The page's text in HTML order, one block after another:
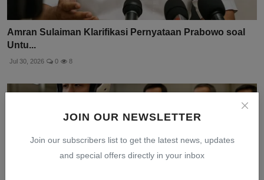
JOIN OUR NEWSLETTER
Join our subscribers list to get the latest news, updates
and special offers directly in your inbox
Amran Sulaiman Klarifikasi Pernyataan Prabowo soal
Untu...
Jul 30, 2026 0 8